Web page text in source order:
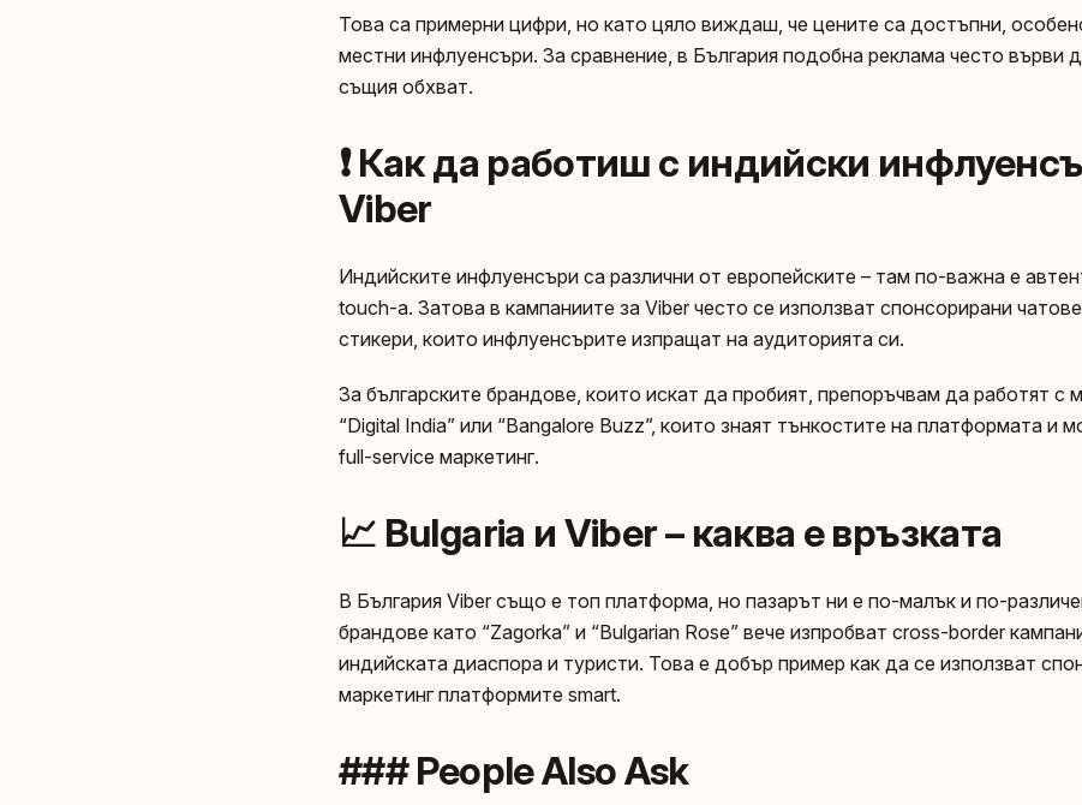
Това са примерни цифри, но като цяло виждаш, че цените са достъпни,
местни инфлуенсъри. За сравнение, в България подобна реклама често върви
същия обхват.
❗ Как да работиш с индийски
Viber
Индийските инфлуенсъри са различни от европейските – там по-важна е
touch-а. Затова в кампаниите за Viber често се използват спонсорирани
стикери, които инфлуенсърите изпращат на аудиторията си.
За българските брандове, които искат да пробият, препоръчвам да работят с
“Digital India” или “Bangalore Buzz”, които знаят тънкостите на платформата и
full-service маркетинг.
📈 Bulgaria и Viber – каква е връзката
В България Viber също е топ платформа, но пазарът ни е по-малък и по-
брандове като “Zagorka” и “Bulgarian Rose” вече изпробват cross-border
индийската диаспора и туристи. Това е добър пример как да се използват
маркетинг платформите smart.
### People Also Ask